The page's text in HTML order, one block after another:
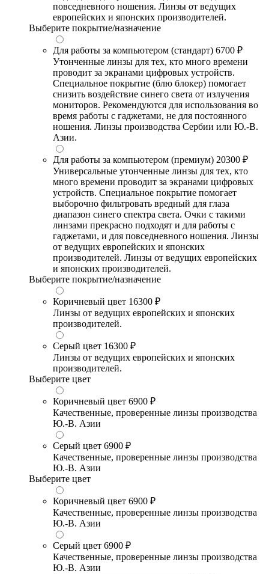
повседневного ношения. Линзы от ведущих
европейских и японских производителей.
Выберите покрытие/назначение
Для работы за компьютером (стандарт) 6700 ₽
Утонченные линзы для тех, кто много времени
проводит за экранами цифровых устройств.
Специальное покрытие (блю блокер) помогает
снизить воздействие синего света от излучения
мониторов. Рекомендуются для использования во
время работы с гаджетами, не для постоянного
ношения. Линзы производства Сербии или Ю.-В.
Азии.
Для работы за компьютером (премиум) 20300 ₽
Универсальные утонченные линзы для тех, кто
много времени проводит за экранами цифровых
устройств. Специальное покрытие помогает
выборочно фильтровать вредный для глаза
диапазон синего спектра света. Очки с такими
линзами прекрасно подходят и для работы с
гаджетами, и для повседневного ношения. Линзы
от ведущих европейских и японских
производителей. Линзы от ведущих европейских
и японских производителей.
Выберите покрытие/назначение
Коричневый цвет 16300 ₽
Линзы от ведущих европейских и японских
производителей.
Серый цвет 16300 ₽
Линзы от ведущих европейских и японских
производителей.
Выберите цвет
Коричневый цвет 6900 ₽
Качественные, проверенные линзы производства
Ю.-В. Азии
Серый цвет 6900 ₽
Качественные, проверенные линзы производства
Ю.-В. Азии
Выберите цвет
Коричневый цвет 6900 ₽
Качественные, проверенные линзы производства
Ю.-В. Азии
Серый цвет 6900 ₽
Качественные, проверенные линзы производства
Ю.-В. Азии